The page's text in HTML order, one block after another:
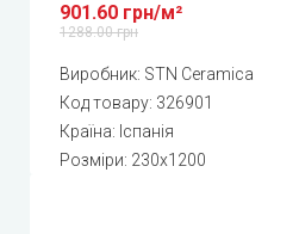
901.60 грн/м²
1288.00 грн
Виробник: STN Ceramica
Код товару: 326901
Країна: Іспанія
Розміри: 230x1200